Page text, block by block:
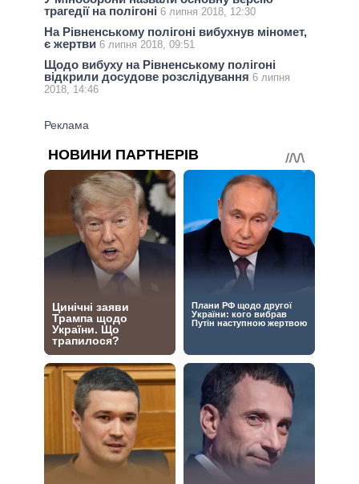
трагедії на полігоні 6 липня 2018, 12:30
На Рівненському полігоні вибухнув міномет,
є жертви 6 липня 2018, 09:51
Щодо вибуху на Рівненському полігоні
відкрили досудове розслідування 6 липня
2018, 14:46